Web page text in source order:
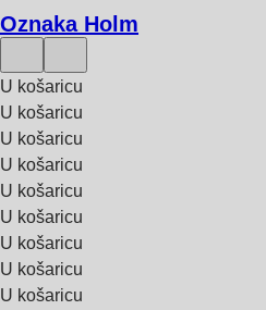
Oznaka Holm
U košaricu
U košaricu
U košaricu
U košaricu
U košaricu
U košaricu
U košaricu
U košaricu
U košaricu